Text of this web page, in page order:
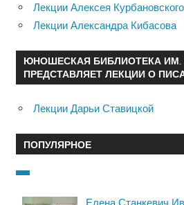
Лекции Алексея Курбановского
Лекции Александра Кибасова
ЮНОШЕСКАЯ БИБЛИОТЕКА ИМ.
ПРЕДСТАВЛЯЕТ ЛЕКЦИИ О
Лекции Дарьи Ставицкой
ПОПУЛЯРНОЕ